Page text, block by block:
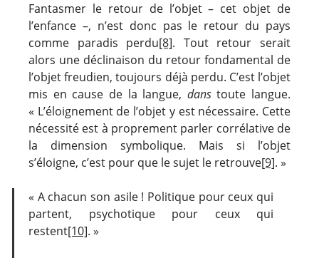
Fantasmer le retour de l’objet – cet objet de
l’enfance –, n’est donc pas le retour du pays
comme paradis perdu[8]. Tout retour serait
alors une déclinaison du retour fondamental de
l’objet freudien, toujours déjà perdu. C’est l’objet
mis en cause de la langue, danstoute langue.
« L’éloignement de l’objet y est nécessaire. Cette
nécessité est à proprement parler corrélative de
la dimension symbolique. Mais si l’objet
s’éloigne, c’est pour que le sujet le retrouve[9]. »
« A chacun son asile ! Politique pour ceux qui
partent, psychotique pour ceux qui
restent[10]. »